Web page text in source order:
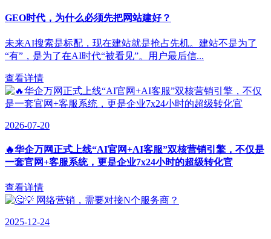
GEO时代，为什么必须先把网站建好？
未来AI搜索是标配，现在建站就是抢占先机。建站不是为了
“有”，是为了在AI时代“被看见”。用户最后信...
查看详情
2026-07-20
🔥华企万网正式上线“AI官网+AI客服”双核营销引擎，不仅是
一套官网+客服系统，更是企业7x24小时的超级转化官
查看详情
2025-12-24